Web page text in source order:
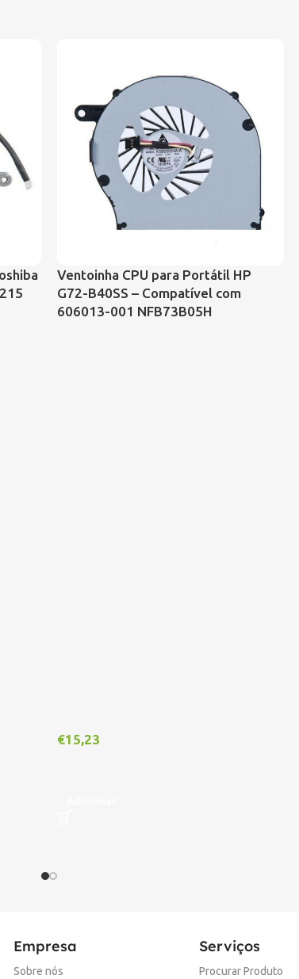
Ventoinha CPU para Portátil HP
G72-B40SS – Compatível com
606013-001 NFB73B05H
€15,23
Empresa
Sobre nós
Serviços
Procurar Produto